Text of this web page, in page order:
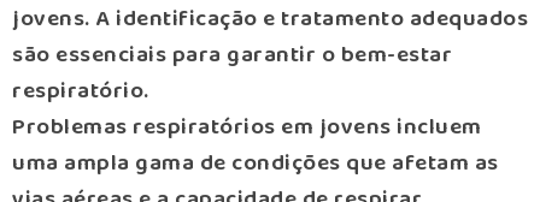
jovens. A identificação e tratamento adequados
são essenciais para garantir o bem-estar
respiratório.
Problemas respiratórios em jovens incluem
uma ampla gama de condições que afetam as